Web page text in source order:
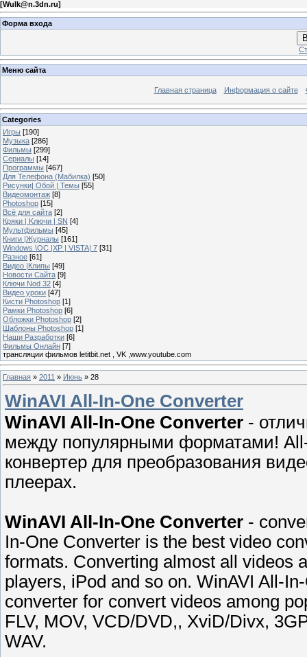
[Wulk@n.3dn.ru]
Форма входа
Меню сайта
Главная страница Информация о сайте
Categories
Игры [190]
Музыка [286]
Фильмы [299]
Сериалы [14]
Программы [467]
Для Телефона (Мабилка) [50]
Рисунки| Обой | Темы [55]
Видеомонтаж [8]
Photoshop [15]
Всё для сайта [2]
Кряки | Kлючи | SN [4]
Мультфильмы [45]
Книги |Журналы [161]
Windows \OC |XP | VISTA| 7 [31]
Разное [61]
Видео |Клипы [49]
Новости Сайта [9]
Ключи Nod 32 [4]
Видео уроки [47]
Кисти Photoshop [1]
Рамки Photoshop [6]
Обложки Photoshop [2]
Шаблоны Photoshop [1]
Наши Разработки [6]
Фильмы Онлайн [7]
трансляции фильмов letitbit.net , VK ,www.youtube.com
Главная » 2011 » Июнь » 28
WinAVI All-In-One Converter
WinAVI All-In-One Converter -
между популярными форматами!
конвертер для преобразования
плеерах.
WinAVI All-In-One Converter -
In-One Converter is the best video
formats. Converting almost all videos
players, iPod and so on. WinAVI All-
converter for convert videos among
FLV, MOV, VCD/DVD,, XviD/Divx,
WAV.